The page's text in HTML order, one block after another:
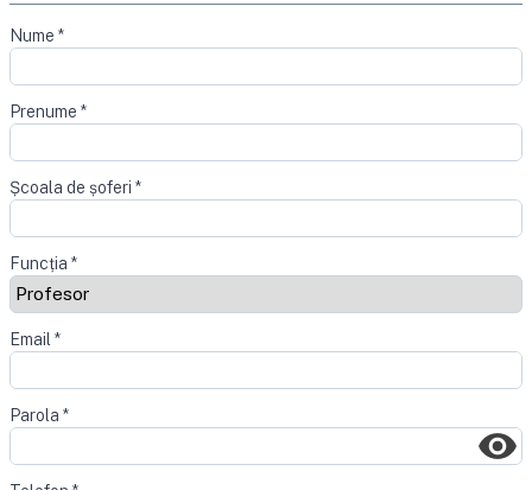
Nume *
Prenume *
Școala de șoferi *
Funcția *
Email *
Parola *